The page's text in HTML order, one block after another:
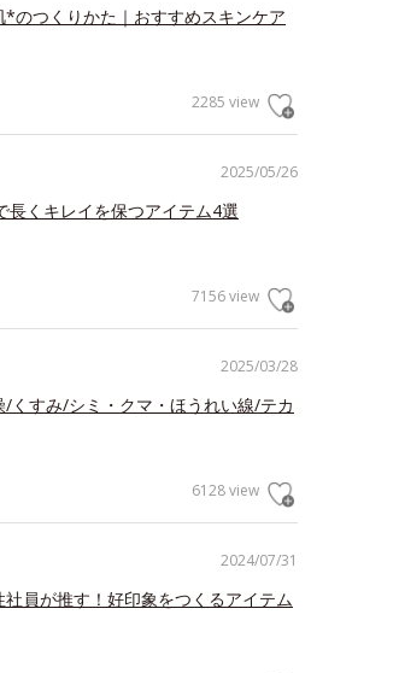
*のつくりかた｜おすすめスキンケア
2285 view
2025/05/26
長くキレイを保つアイテム4選
7156 view
2025/03/28
くすみ/シミ・クマ・ほうれい線/テカ
6128 view
2024/07/31
社員が推す！好印象をつくるアイテム